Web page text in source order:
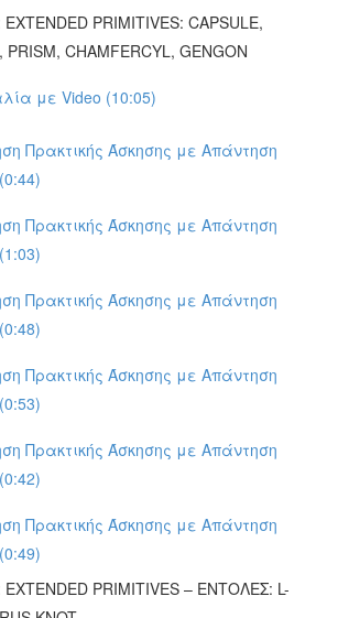
PRIMITIVES: CAPSULE,
PRISM, CHAMFERCYL, GENGON
με Video (10:05)
Πρακτικής Άσκησης με Απάντηση
Πρακτικής Άσκησης με Απάντηση
Πρακτικής Άσκησης με Απάντηση
Πρακτικής Άσκησης με Απάντηση
Πρακτικής Άσκησης με Απάντηση
Πρακτικής Άσκησης με Απάντηση
PRIMITIVES – ΕΝΤΟΛΕΣ: L-